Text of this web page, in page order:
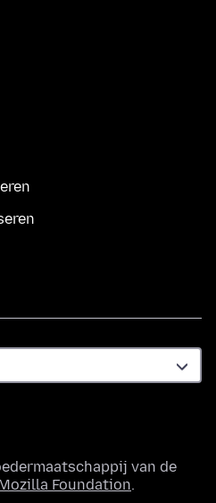
van de
Foundation.